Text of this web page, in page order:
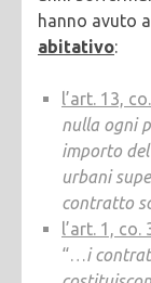
hanno avuto
abitativo:
l’art. 13,
nulla ogni
importo
urbani
contratto
l’art. 1, co.
“…i